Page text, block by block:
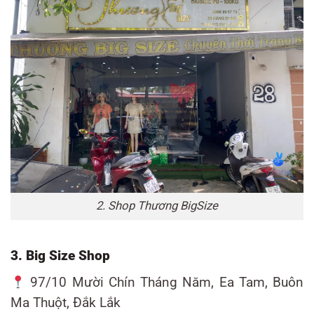
2. Shop Thương BigSize
3. Big Size Shop
97/10 Mười Chín Tháng Năm, Ea Tam, Buôn
Ma Thuột, Đắk Lắk